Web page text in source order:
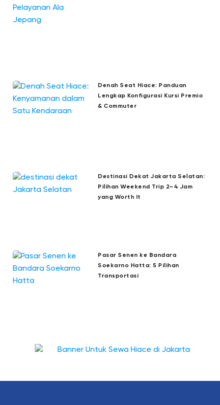
Denah Seat Hiace: Panduan
Lengkap Konfigurasi Kursi Premio
& Commuter
Destinasi Dekat Jakarta Selatan:
Pilihan Weekend Trip 2–4 Jam
yang Worth It
Pasar Senen ke Bandara
Soekarno Hatta: 5 Pilihan
Transportasi